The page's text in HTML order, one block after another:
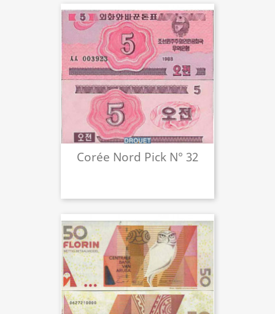
Corée Nord Pick N° 32